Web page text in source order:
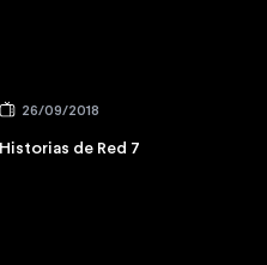
26/09/2018
Historias de Red 7